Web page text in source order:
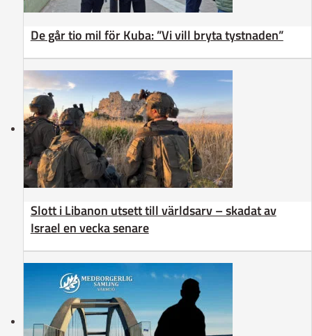
De går tio mil för Kuba: ”Vi vill bryta tystnaden”
Slott i Libanon utsett till världsarv – skadat av
Israel en vecka senare